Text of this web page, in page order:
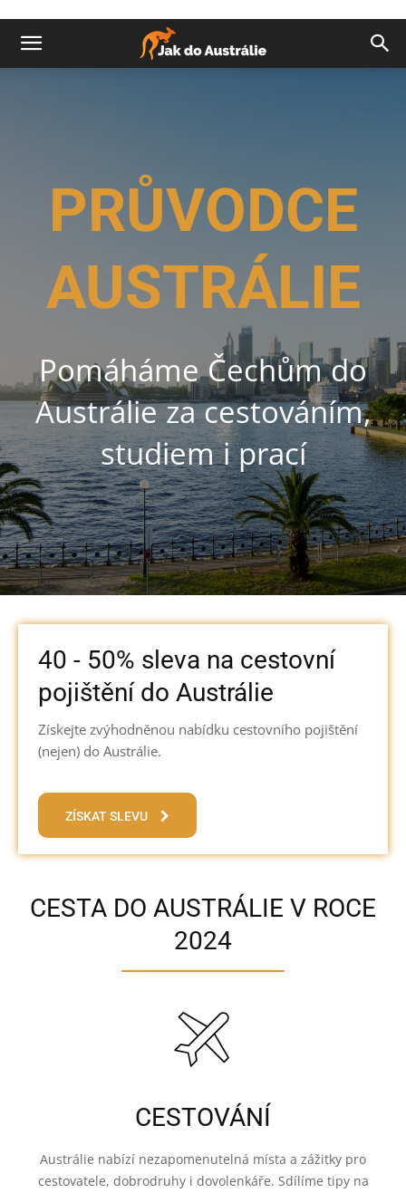
PRŮVODCE
AUSTRÁLIE
Pomáháme Čechům do
Austrálie za cestováním,
studiem i prací
40 - 50% sleva na cestovní
pojištění do Austrálie
Získejte zvýhodněnou nabídku cestovního pojištění
(nejen) do Austrálie.
ZÍSKAT SLEVU
CESTA DO AUSTRÁLIE V ROCE
2024
CESTOVÁNÍ
Austrálie nabízí nezapomenutelná místa a zážitky pro
cestovatele, dobrodruhy i dovolenkáře. Sdílíme tipy na